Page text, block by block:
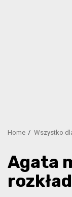
Home Wszystko
Agata